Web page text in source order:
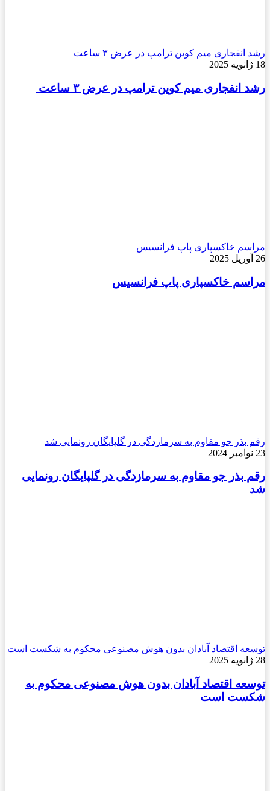
رشد انفجاری میم کوین ترامپ در عرض ۳ ساعت
18 ژانویه 2025
رشد انفجاری میم کوین ترامپ در عرض ۳ ساعت
مراسم خاکسپاری پاپ فرانسیس
26 آوریل 2025
مراسم خاکسپاری پاپ فرانسیس
رقم بذر جو مقاوم به سرمازدگی در گلپایگان رونمایی شد
23 نوامبر 2024
رقم بذر جو مقاوم به سرمازدگی در گلپایگان رونمایی
شد
توسعه اقتصاد آبادان بدون هوش مصنوعی محکوم به شکست است
28 ژانویه 2025
توسعه اقتصاد آبادان بدون هوش مصنوعی محکوم به
شکست است